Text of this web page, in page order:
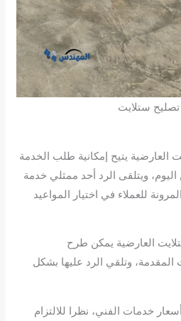
ستلايت
العارضية يتيح إمكانية طلب الخدمة
ويتلقى الرد أحد ممثلي خدمة
للعملاء في اختيار المواعيد
العارضية يمكن طرح
وتلقي الرد عليها بشكل
خدمات الفني، نظرا للالتزام